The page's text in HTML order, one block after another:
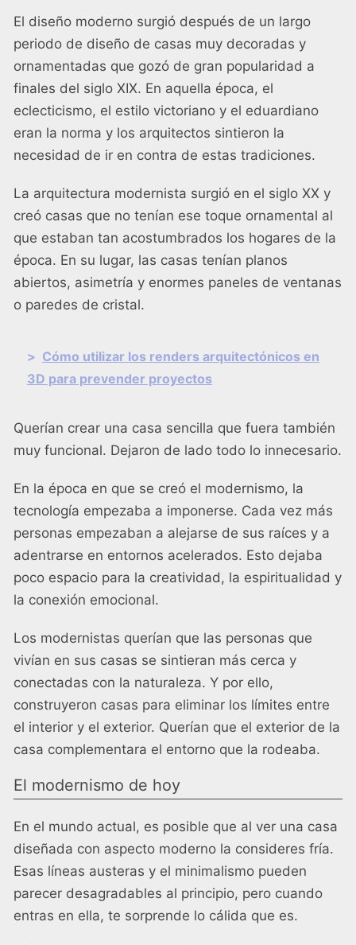
El diseño moderno surgió después de un largo
periodo de diseño de casas muy decoradas y
ornamentadas que gozó de gran popularidad a
finales del siglo XIX. En aquella época, el
eclecticismo, el estilo victoriano y el eduardiano
eran la norma y los arquitectos sintieron la
necesidad de ir en contra de estas tradiciones.
La arquitectura modernista surgió en el siglo XX y
creó casas que no tenían ese toque ornamental al
que estaban tan acostumbrados los hogares de la
época. En su lugar, las casas tenían planos
abiertos, asimetría y enormes paneles de ventanas
o paredes de cristal.
> Cómo utilizar los renders arquitectónicos en
3D para prevender proyectos
Querían crear una casa sencilla que fuera también
muy funcional. Dejaron de lado todo lo innecesario.
En la época en que se creó el modernismo, la
tecnología empezaba a imponerse. Cada vez más
personas empezaban a alejarse de sus raíces y a
adentrarse en entornos acelerados. Esto dejaba
poco espacio para la creatividad, la espiritualidad y
la conexión emocional.
Los modernistas querían que las personas que
vivían en sus casas se sintieran más cerca y
conectadas con la naturaleza. Y por ello,
construyeron casas para eliminar los límites entre
el interior y el exterior. Querían que el exterior de la
casa complementara el entorno que la rodeaba.
El modernismo de hoy
En el mundo actual, es posible que al ver una casa
diseñada con aspecto moderno la consideres fría.
Esas líneas austeras y el minimalismo pueden
parecer desagradables al principio, pero cuando
entras en ella, te sorprende lo cálida que es.